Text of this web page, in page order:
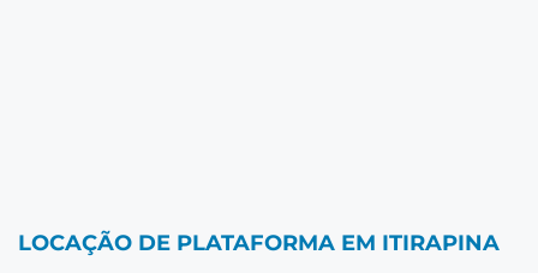
LOCAÇÃO DE PLATAFORMA EM ITIRAPINA